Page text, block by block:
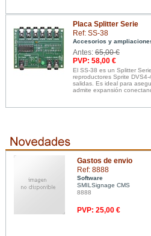
Placa Splitter Serie
Ref: SS-38
Accesorios y
Antes: 65,00 €
PVP: 58,00 €
El SS-38 es un Splitter
reproductores Sprite
salidas. Es ideal para
admite expansión
Gastos de envio
Ref: 8888
Software
SMILSignage CMS
8888
PVP: 25,00 €